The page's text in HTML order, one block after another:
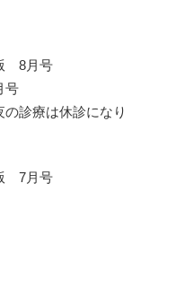
8月号
号
診療は休診になり
7月号